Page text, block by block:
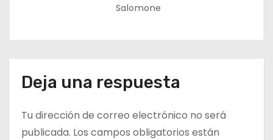
Salomone
Deja una respuesta
Tu dirección de correo electrónico no será
publicada. Los campos obligatorios están